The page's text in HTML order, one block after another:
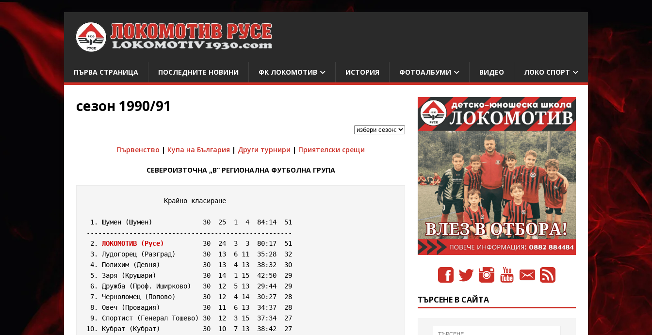
ПЪРВА СТРАНИЦА ПОСЛЕДНИТЕ НОВИНИ ФК ЛОКОМОТИВ ИСТОРИЯ ФОТОАЛБУМИ ВИДЕО ЛОКО СПОРТ
сезон 1990/91
Първенство | Купа на България | Други турнири | Приятелски срещи
СЕВЕРОИЗТОЧНА „В“ РЕГИОНАЛНА ФУТБОЛНА ГРУПА
-----------------------------------------------------
2. ЛОКОМОТИВ (Русе)
          30  24  3  3  80:17  51
10. Кубрат (Кубрат)           30  10  7 13  38:42  27
ТЪРСЕНЕ В САЙТА